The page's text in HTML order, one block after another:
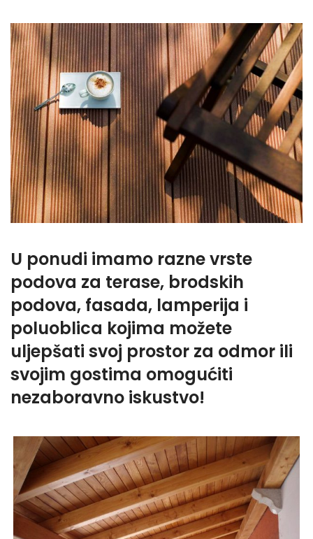
U ponudi imamo razne vrste
podova za terase, brodskih
podova, fasada, lamperija i
poluoblica kojima možete
uljepšati svoj prostor za odmor ili
svojim gostima omogućiti
nezaboravno iskustvo!